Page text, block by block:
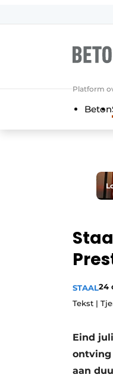
Platform
Beton
STAAL24
Tekst |
Eind
ontving
aan